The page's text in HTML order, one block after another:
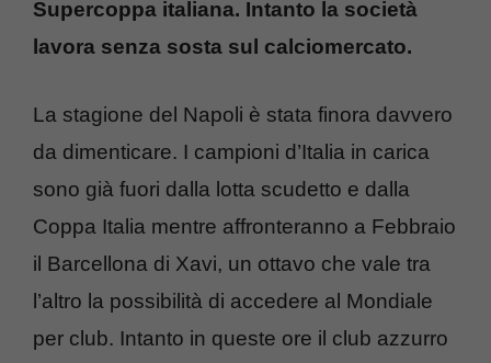
Supercoppa italiana. Intanto la società
lavora senza sosta sul calciomercato.
La stagione del Napoli è stata finora davvero
da dimenticare. I campioni d’Italia in carica
sono già fuori dalla lotta scudetto e dalla
Coppa Italia mentre affronteranno a Febbraio
il Barcellona di Xavi, un ottavo che vale tra
l’altro la possibilità di accedere al Mondiale
per club. Intanto in queste ore il club azzurro